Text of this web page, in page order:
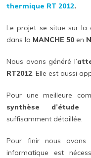
thermique RT 2012.
Le projet se situe sur la
dans la MANCHE 50en
Nous avons généré l’
RT2012. Elle est aussi
Pour une meilleure
synthèse d’étude
suffisamment détaillée.
Pour finir nous
informatique est